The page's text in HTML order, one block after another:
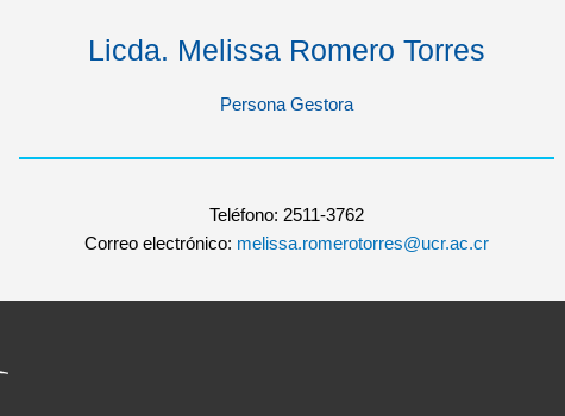
Licda. Melissa Romero Torres
Persona Gestora
Teléfono: 2511-3762
Correo electrónico: melissa.romerotorres@ucr.ac.cr